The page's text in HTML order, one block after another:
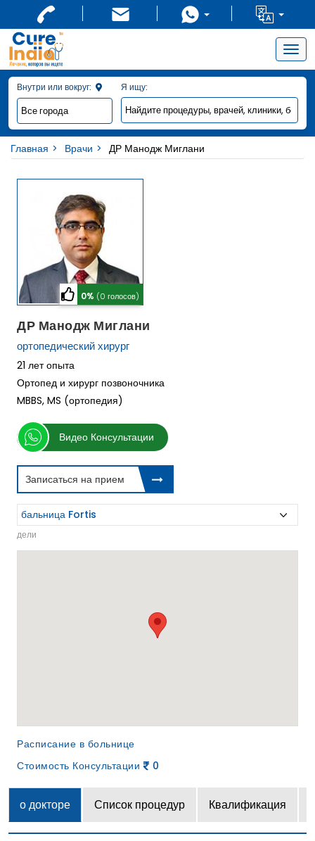
Внутри или вокруг:
Я ищу:
Главная Врачи ДР Манодж Миглани
0% (0 голосов)
ДР Манодж Миглани
ортопедический хирург
21 лет опыта
Ортопед и хирург позвоночника
MBBS, MS (ортопедия)
Видео Консультации
Записаться на прием
дели
Расписание в больнице
Стоимость Консультации
0
о докторе Список процедур Квалификация